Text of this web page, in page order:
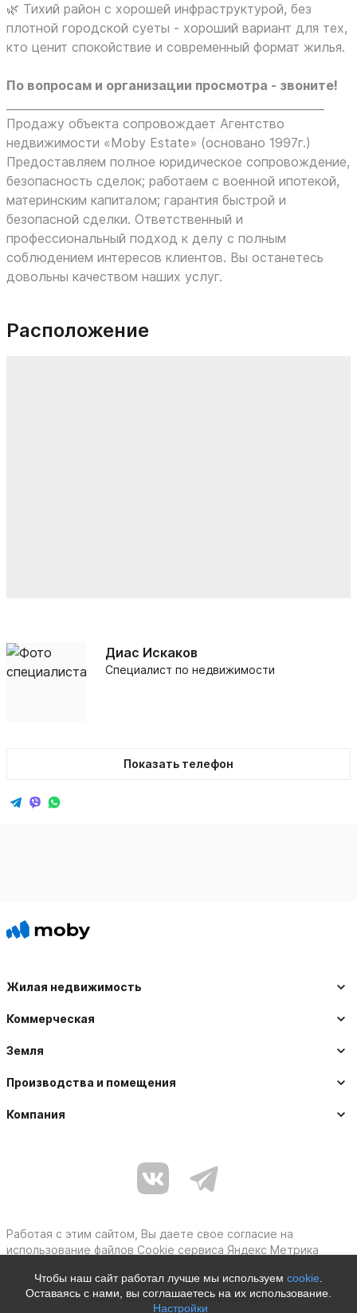
Чтобы наш сайт работал лучше мы используем cookie
Оставаясь с нами, вы соглашаетесь на их использование.
Настройки
🌿 Тихий район с хорошей инфраструктурой, без
плотной городской суеты - хороший вариант для тех,
кто ценит спокойствие и современный формат жилья.
По вопросам и организации просмотра - звоните!
Продажу объекта сопровождает Агентство
недвижимости «Moby Estate» (основано 1997г.)
Предоставляем полное юридическое сопровождение,
безопасность сделок; работаем с военной ипотекой,
материнским капиталом; гарантия быстрой и
безопасной сделки. Ответственный и
профессиональный подход к делу с полным
соблюдением интересов клиентов. Вы останетесь
довольны качеством наших услуг.
Расположение
Диас Искаков
Специалист по недвижимости
Показать телефон
Жилая недвижимость
Коммерческая
Земля
Производства и помещения
Компания
Работая с этим сайтом, Вы даете свое согласие на
использование файлов Cookie сервиса Яндекс Метрика
Политика защиты персональных данных